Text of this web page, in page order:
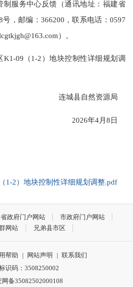
制服务中心反馈（通讯地址：福建省
，邮编：366200，联系电话：0597
）。
09（1-2）地块控制性详细规划调
连城县自然资源局
2026年4月8日
1-2）地块控制性详细规划调整.pdf
政府门户网站
市政府门户网站
网站
兄弟县市区
帮助 | 网站声明 | 联系我们
识码：3508250002
网备35082502000108